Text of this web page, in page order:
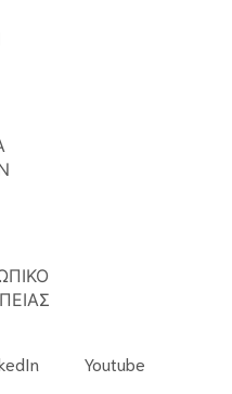
Youtube